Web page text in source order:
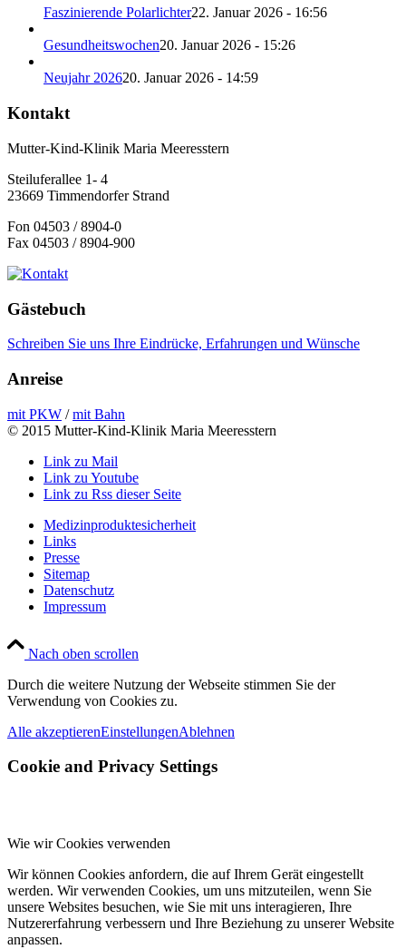
Faszinierende Polarlichter22. Januar 2026 - 16:56
Gesundheitswochen20. Januar 2026 - 15:26
Neujahr 202620. Januar 2026 - 14:59
Kontakt
Mutter-Kind-Klinik Maria Meeresstern
Steiluferallee 1- 4
23669 Timmendorfer Strand
Fon 04503 / 8904-0
Fax 04503 / 8904-900
Gästebuch
Schreiben Sie uns Ihre Eindrücke, Erfahrungen und Wünsche
Anreise
mit PKW /mit Bahn
© 2015 Mutter-Kind-Klinik Maria Meeresstern
Link zu Mail
Link zu Youtube
Link zu Rss dieser Seite
Medizinproduktesicherheit
Links
Presse
Sitemap
Datenschutz
Impressum
Nach oben scrollen
Durch die weitere Nutzung der Webseite stimmen Sie der
Verwendung von Cookies zu.
Alle akzeptierenEinstellungenAblehnen
Cookie and Privacy Settings
Wie wir Cookies verwenden
Wir können Cookies anfordern, die auf Ihrem Gerät eingestellt
werden. Wir verwenden Cookies, um uns mitzuteilen, wenn Sie
unsere Websites besuchen, wie Sie mit uns interagieren, Ihre
Nutzererfahrung verbessern und Ihre Beziehung zu unserer Website
anpassen.